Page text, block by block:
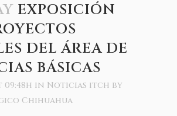
EXPOSICIÓN
DEL ÁREA DE
BÁSICAS
in Noticias itch by
Chihuahua